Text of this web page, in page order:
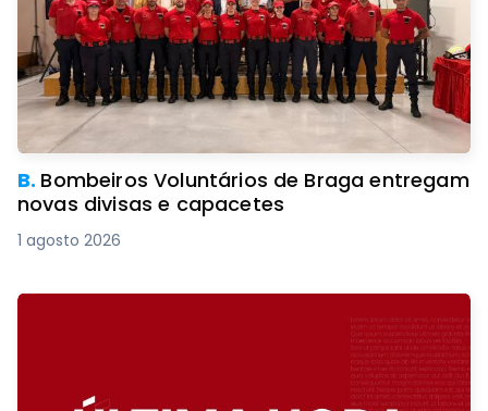
B. Bombeiros Voluntários de Braga entregam
novas divisas e capacetes
1 agosto 2026